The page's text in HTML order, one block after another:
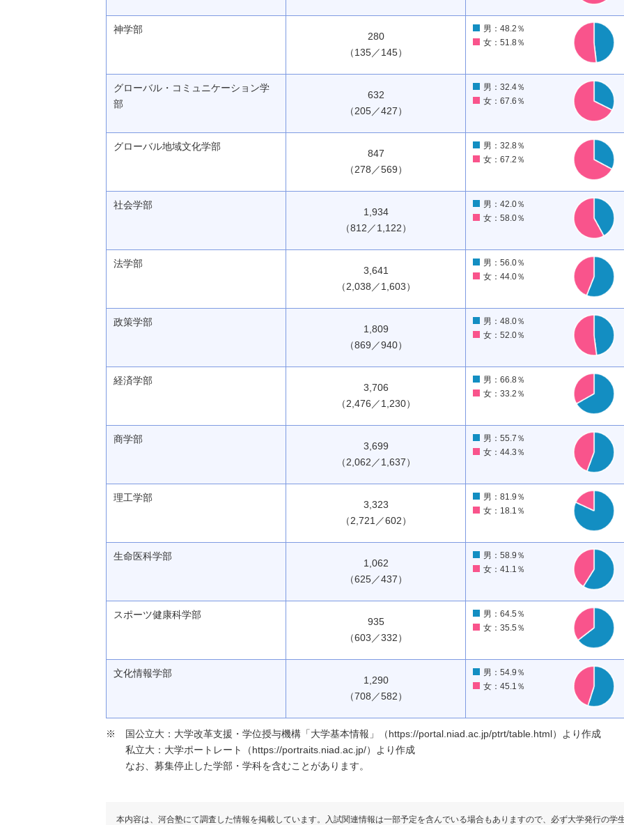
神学部
280
（135／145）
男：48.2％
女：51.8％
グローバル・コミュニケーション学
部
632
（205／427）
男：32.4％
女：67.6％
グローバル地域文化学部
847
（278／569）
男：32.8％
女：67.2％
社会学部
1,934
（812／1,122）
男：42.0％
女：58.0％
法学部
3,641
（2,038／1,603）
男：56.0％
女：44.0％
政策学部
1,809
（869／940）
男：48.0％
女：52.0％
経済学部
3,706
（2,476／1,230）
男：66.8％
女：33.2％
商学部
3,699
（2,062／1,637）
男：55.7％
女：44.3％
理工学部
3,323
（2,721／602）
男：81.9％
女：18.1％
生命医科学部
1,062
（625／437）
男：58.9％
女：41.1％
スポーツ健康科学部
935
（603／332）
男：64.5％
女：35.5％
文化情報学部
1,290
（708／582）
男：54.9％
女：45.1％
国公立大：大学改革支援・学位授与機構「大学基本情報」（https://portal.niad.ac.jp/ptrt/table.html）より作成
私立大：大学ポートレート（https://portraits.niad.ac.jp/）より作成
なお、募集停止した学部・学科を含むことがあります。
本内容は、河合塾にて調査した情報を掲載しています。入試関連情報は一部予定を含んでいる場合もありますので、必ず大学発行の学